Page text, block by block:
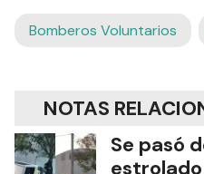
Bomberos Voluntarios
NOTAS
Se pasó